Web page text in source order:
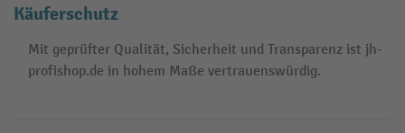
Käuferschutz
Mit geprüfter Qualität, Sicherheit und Transparenz ist jh-
profishop.de in hohem Maße vertrauenswürdig.